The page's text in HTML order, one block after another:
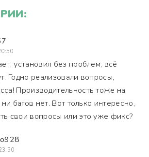
установил без проблем, всё
Годно реализовали вопросы,
Производительность тоже на
багов нет. Вот только интересно,
свои вопросы или это уже фикс?